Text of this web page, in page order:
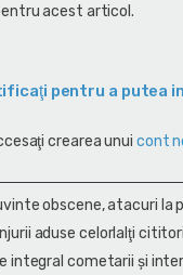
acest articol.
pentru a putea
crearea unui cont
obscene, atacuri la
aduse celorlalţi
integral cometarii și